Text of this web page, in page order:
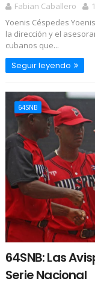
Fabian Caballero
Yoenis Céspedes
la dirección y el
cubanos que...
Seguir leyendo
64SNB
64SNB: Las
Serie Nacional